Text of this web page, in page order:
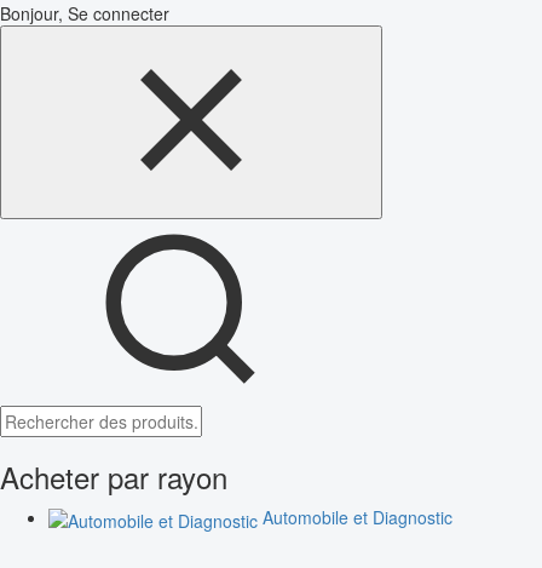
Bonjour, Se connecter
Acheter par rayon
Automobile et Diagnostic